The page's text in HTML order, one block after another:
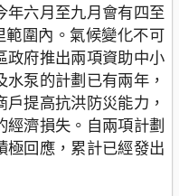
六月至九月會有四至
圍內。氣候變化不可
政府推出兩項資助中小
泵的計劃已有兩年，
提高抗洪防災能力，
濟損失。自兩項計劃
回應，累計已經發出